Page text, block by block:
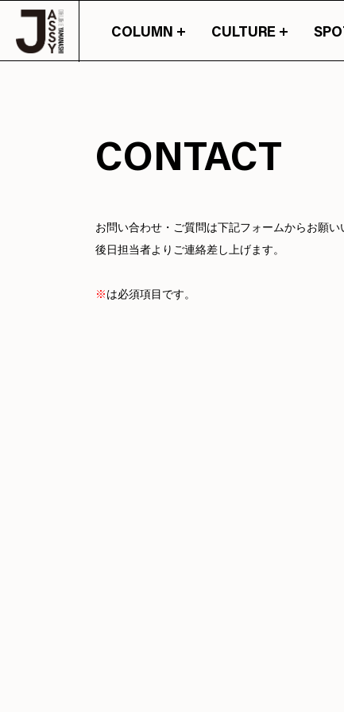
COLUMN CULTURE山梨の情報の旬
CONTACT
お問い合わせ・ご質問は下記フォームからお願い
後日担当者よりご連絡差し上げます。
※は必須項目です。